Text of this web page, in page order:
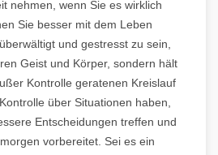
nehmen, wenn Sie es wirklich
Sie besser mit dem Leben
und gestresst zu sein,
Geist und Körper, sondern hält
Kontrolle geratenen Kreislauf
über Situationen haben,
Entscheidungen treffen und
vorbereitet. Sei es ein